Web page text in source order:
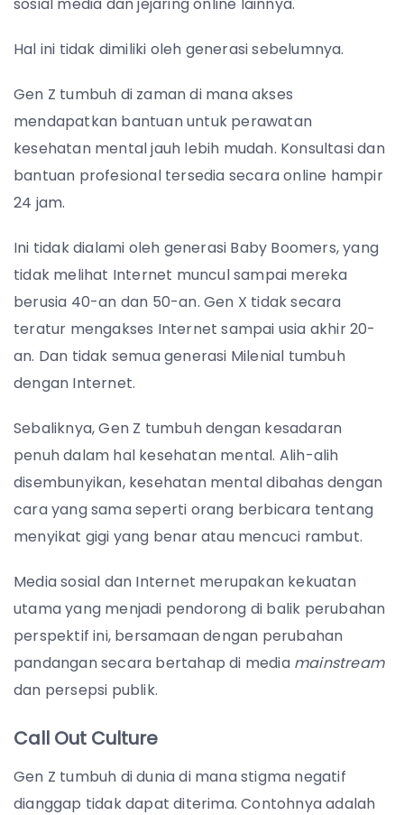
Hal ini tidak dimiliki oleh generasi sebelumnya.
Gen Z tumbuh di zaman di mana akses
mendapatkan bantuan untuk perawatan
kesehatan mental jauh lebih mudah. Konsultasi dan
bantuan profesional tersedia secara online hampir
24 jam.
Ini tidak dialami oleh generasi Baby Boomers, yang
tidak melihat Internet muncul sampai mereka
berusia 40-an dan 50-an. Gen X tidak secara
teratur mengakses Internet sampai usia akhir 20-
an. Dan tidak semua generasi Milenial tumbuh
dengan Internet.
Sebaliknya, Gen Z tumbuh dengan kesadaran
penuh dalam hal kesehatan mental. Alih-alih
disembunyikan, kesehatan mental dibahas dengan
cara yang sama seperti orang berbicara tentang
menyikat gigi yang benar atau mencuci rambut.
Media sosial dan Internet merupakan kekuatan
utama yang menjadi pendorong di balik perubahan
perspektif ini, bersamaan dengan perubahan
pandangan secara bertahap di mediamainstream
dan persepsi publik.
Call Out Culture
Gen Z tumbuh di dunia di mana stigma negatif
dianggap tidak dapat diterima. Contohnya adalah